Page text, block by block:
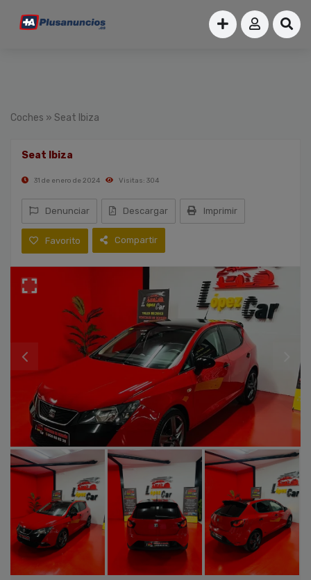
Coches » Seat Ibiza
Seat Ibiza
31 de enero de 2024 Visitas: 304
Denunciar Descargar Imprimir
Favorito Compartir